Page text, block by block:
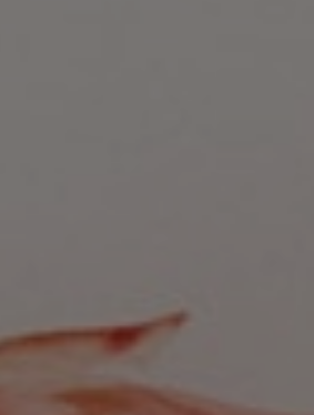
花開如心願
聯絡我們